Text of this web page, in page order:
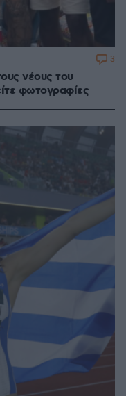
νέους του
φωτογραφίες
3